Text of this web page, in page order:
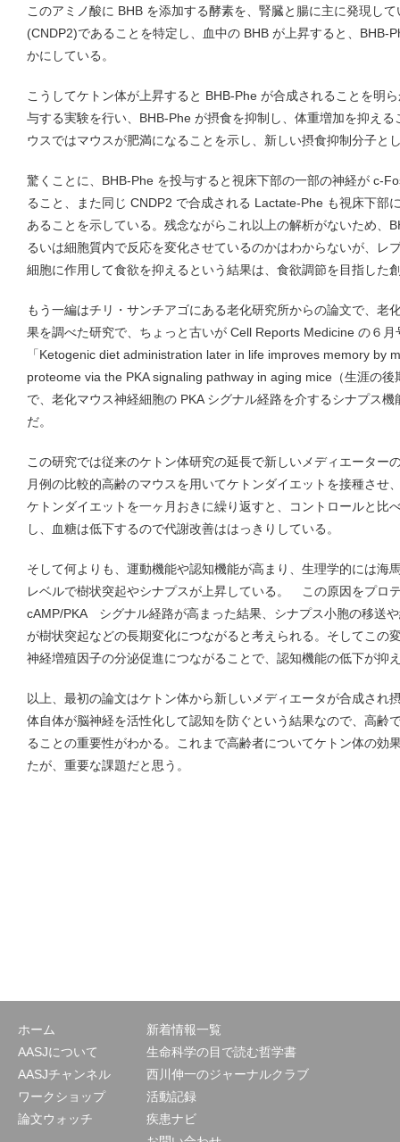
このアミノ酸に BHB を添加する酵素を、腎臓と腸に主に発現し
(CNDP2)であることを特定し、血中の BHB が上昇すると、BHB-
かにしている。
こうしてケトン体が上昇すると BHB-Phe が合成されることを明
与する実験を行い、BHB-Phe が摂食を抑制し、体重増加を抑え
ウスではマウスが肥満になることを示し、新しい摂食抑制分子と
驚くことに、BHB-Phe を投与すると視床下部の一部の神経が c-
ること、また同じ CNDP2 で合成される Lactate-Phe も視床下部
あることを示している。残念ながらこれ以上の解析がないため、
るいは細胞質内で反応を変化させているのかはわからないが、レ
細胞に作用して食欲を抑えるという結果は、食欲調節を目指した
もう一編はチリ・サンチアゴにある老化研究所からの論文で、老
果を調べた研究で、ちょっと古いが Cell Reports Medicine の６
「Ketogenic diet administration later in life improves memory by
proteome via the PKA signaling pathway in aging mice（生涯の
で、老化マウス神経細胞の PKA シグナル経路を介するシナプス
だ。
この研究では従来のケトン体研究の延長で新しいメディエーター
月例の比較的高齢のマウスを用いてケトンダイエットを接種させ
ケトンダイエットを一ヶ月おきに繰り返すと、コントロールと比
し、血糖は低下するので代謝改善ははっきりしている。
そして何よりも、運動機能や認知機能が高まり、生理学的には海
レベルで樹状突起やシナプスが上昇している。 この原因をプロ
cAMP/PKA シグナル経路が高まった結果、シナプス小胞の移送
が樹状突起などの長期変化につながると考えられる。そしてこの
神経増殖因子の分泌促進につながることで、認知機能の低下が抑
以上、最初の論文はケトン体から新しいメディエータが合成され
体自体が脳神経を活性化して認知を防ぐという結果なので、高齢
ることの重要性がわかる。これまで高齢者についてケトン体の効
たが、重要な課題だと思う。
ホーム
AASJについて
AASJチャンネル
ワークショップ
論文ウォッチ
新着情報一覧
生命科学の目で読む哲学書
西川伸一のジャーナルクラブ
活動記録
疾患ナビ